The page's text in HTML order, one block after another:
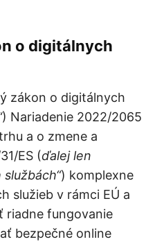
o digitálnych
zákon o digitálnych
) Nariadenie 2022/2065
a o zmene a
ES (ďalej len
) komplexne
služieb v rámci EÚ a
riadne fungovanie
bezpečné online